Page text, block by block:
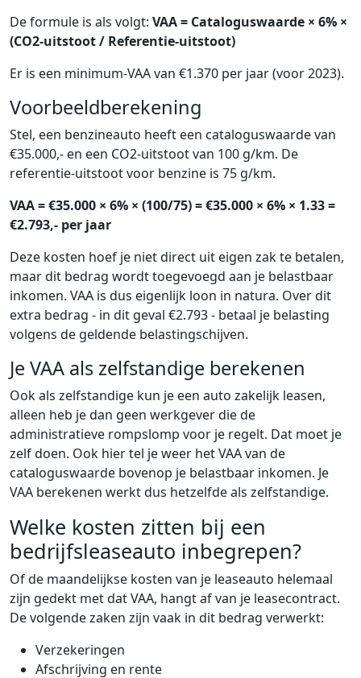
De formule is als volgt: VAA = Cataloguswaarde × 6% ×
(CO2-uitstoot / Referentie-uitstoot)
Er is een minimum-VAA van €1.370 per jaar (voor 2023).
Voorbeeldberekening
Stel, een benzineauto heeft een cataloguswaarde van
€35.000,- en een CO2-uitstoot van 100 g/km. De
referentie-uitstoot voor benzine is 75 g/km.
VAA = €35.000 × 6% × (100/75) = €35.000 × 6% × 1.33 =
€2.793,- per jaar
Deze kosten hoef je niet direct uit eigen zak te betalen,
maar dit bedrag wordt toegevoegd aan je belastbaar
inkomen. VAA is dus eigenlijk loon in natura. Over dit
extra bedrag - in dit geval €2.793 - betaal je belasting
volgens de geldende belastingschijven.
Je VAA als zelfstandige berekenen
Ook als zelfstandige kun je een auto zakelijk leasen,
alleen heb je dan geen werkgever die de
administratieve rompslomp voor je regelt. Dat moet je
zelf doen. Ook hier tel je weer het VAA van de
cataloguswaarde bovenop je belastbaar inkomen. Je
VAA berekenen werkt dus hetzelfde als zelfstandige.
Welke kosten zitten bij een
bedrijfsleaseauto inbegrepen?
Of de maandelijkse kosten van je leaseauto helemaal
zijn gedekt met dat VAA, hangt af van je leasecontract.
De volgende zaken zijn vaak in dit bedrag verwerkt:
Verzekeringen
Afschrijving en rente